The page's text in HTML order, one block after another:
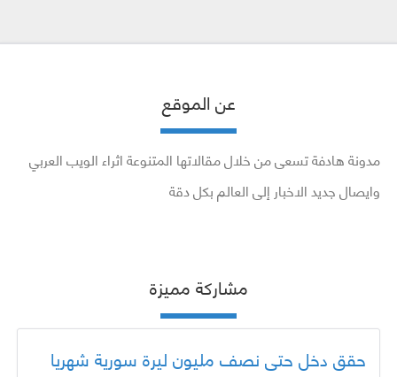
عن الموقع
مدونة هادفة تسعى من خلال مقالاتها المتنوعة اثراء الويب العربي
وايصال جديد الاخبار إلى العالم بكل دقة
مشاركة مميزة
حقق دخل حتى نصف مليون ليرة سورية شهريا